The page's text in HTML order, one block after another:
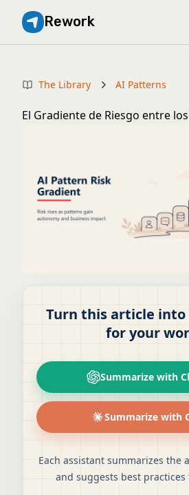
Rework
The Library AI Patterns
El Gradiente de Riesgo entre
Turn this article into
for your
Summarize with
Summarize with
Each assistant summarizes the
and suggests best practices